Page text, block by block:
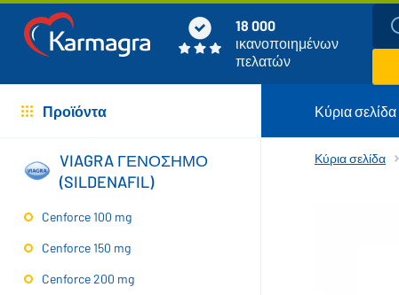
18 000
ικανοποιημένων
πελατών
Προϊόντα Κύρια σελίδα
VIAGRA ΓΕΝΟΣΗΜΟ
(SILDENAFIL)
Cenforce 100 mg
Cenforce 150 mg
Cenforce 200 mg
Κύρια σελίδα